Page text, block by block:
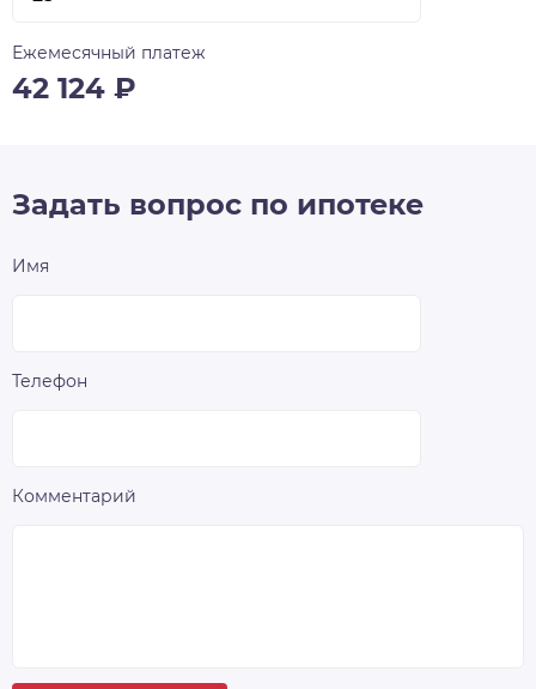
Ежемесячный платеж
42 124 ₽
Задать вопрос по ипотеке
Имя
Телефон
Комментарий